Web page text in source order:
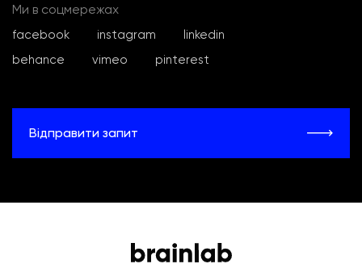
Ми в соцмережах
facebook instagram
linkedin
behance
vimeo pinterest
Відправити запит